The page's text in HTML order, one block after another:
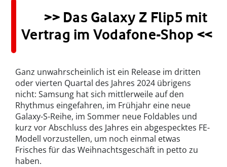
>> Das Galaxy Z Flip5 mit
Vertrag im Vodafone-Shop <<
Ganz unwahrscheinlich ist ein Release im dritten
oder vierten Quartal des Jahres 2024 übrigens
nicht: Samsung hat sich mittlerweile auf den
Rhythmus eingefahren, im Frühjahr eine neue
Galaxy-S-Reihe, im Sommer neue Foldables und
kurz vor Abschluss des Jahres ein abgespecktes FE-
Modell vorzustellen, um noch einmal etwas
Frisches für das Weihnachtsgeschäft in petto zu
haben.